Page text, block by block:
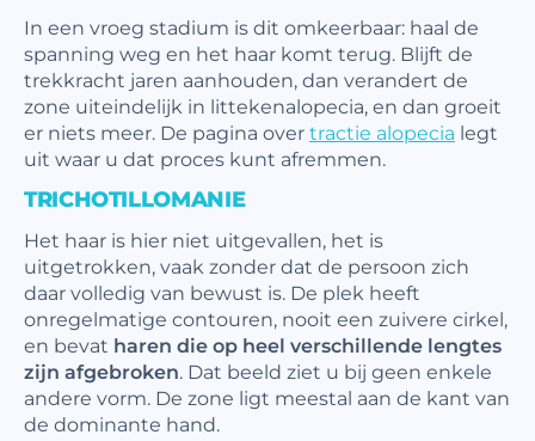
In een vroeg stadium is dit omkeerbaar: haal de
spanning weg en het haar komt terug. Blijft de
trekkracht jaren aanhouden, dan verandert de
zone uiteindelijk in littekenalopecia, en dan groeit
er niets meer. De pagina overtractie alopecia legt
uit waar u dat proces kunt afremmen.
TRICHOTILLOMANIE
Het haar is hier niet uitgevallen, het is
uitgetrokken, vaak zonder dat de persoon zich
daar volledig van bewust is. De plek heeft
onregelmatige contouren, nooit een zuivere cirkel,
en bevat haren die op heel verschillende lengtes
zijn afgebroken. Dat beeld ziet u bij geen enkele
andere vorm. De zone ligt meestal aan de kant van
de dominante hand.